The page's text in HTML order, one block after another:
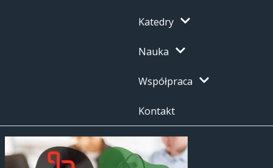
Katedry
Nauka
Współpraca
Kontakt